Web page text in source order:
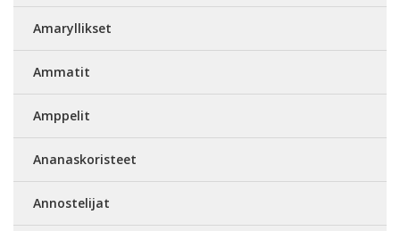
Amaryllikset
Ammatit
Amppelit
Ananaskoristeet
Annostelijat